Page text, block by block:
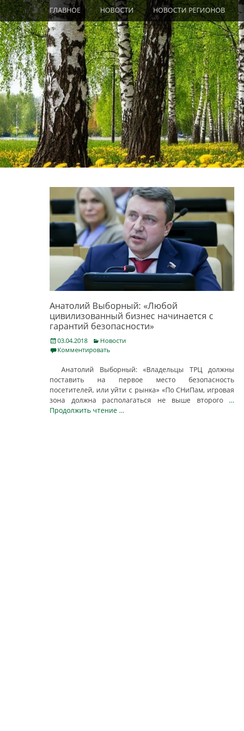
Skip
to
content
Primary Menu
ГЛАВНОЕ НОВОСТИ НОВОСТИ РЕГИОНОВ
Анатолий Выборный: «Любой
цивилизованный бизнес начинается с
гарантий безопасности»
Posted
on
03.04.2018 Categories
Новости
Комментировать
Анатолий Выборный: «Владельцы ТРЦ должны
поставить на первое место безопасность
посетителей, или уйти с рынка» «По СНиПам, игровая
зона должна располагаться не выше второго …
Продолжить чтение …